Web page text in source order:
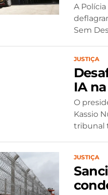
A
Sem
JUSTIÇA
IA
O
Kassio
tribunal
JUSTIÇA